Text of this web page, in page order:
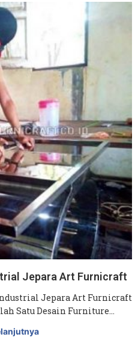
Jepara Art Furnicraft
Jepara Art Furnicraft
Satu Desain Furniture…